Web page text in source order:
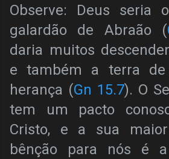
Observe: Deus seria
galardão de Abraão (
daria muitos
e também a terra de
herança (Gn 15.7). O
tem um pacto
Cristo, e a sua
bênção para nós é